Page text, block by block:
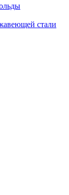
стали